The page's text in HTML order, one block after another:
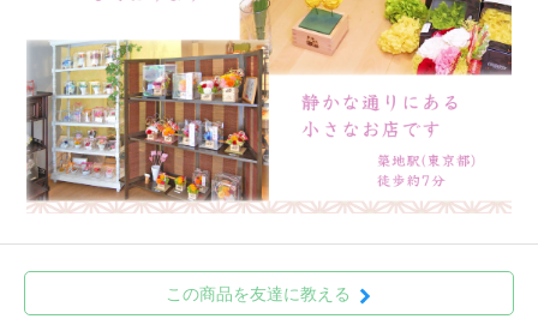
この商品を友達に教える